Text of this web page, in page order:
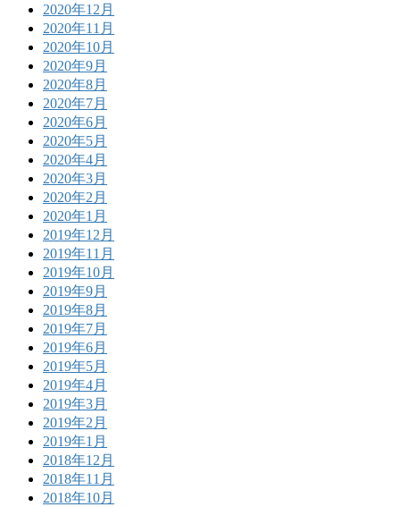
2020年12月
2020年11月
2020年10月
2020年9月
2020年8月
2020年7月
2020年6月
2020年5月
2020年4月
2020年3月
2020年2月
2020年1月
2019年12月
2019年11月
2019年10月
2019年9月
2019年8月
2019年7月
2019年6月
2019年5月
2019年4月
2019年3月
2019年2月
2019年1月
2018年12月
2018年11月
2018年10月